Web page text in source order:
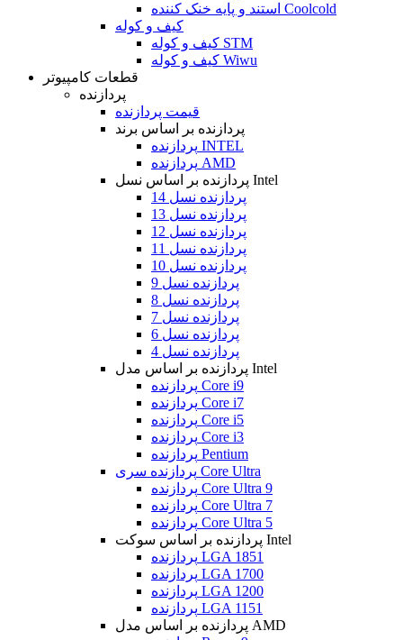
استند و پایه خنک کننده Coolcold
کیف و کوله
کیف و کوله STM
کیف و کوله Wiwu
قطعات کامپیوتر
پردازنده
قیمت پردازنده
پردازنده بر اساس برند
پردازنده INTEL
پردازنده AMD
پردازنده بر اساس نسل Intel
پردازنده نسل 14
پردازنده نسل 13
پردازنده نسل 12
پردازنده نسل 11
پردازنده نسل 10
پردازنده نسل 9
پردازنده نسل 8
پردازنده نسل 7
پردازنده نسل 6
پردازنده نسل 4
پردازنده بر اساس مدل Intel
پردازنده Core i9
پردازنده Core i7
پردازنده Core i5
پردازنده Core i3
پردازنده Pentium
پردازنده سری Core Ultra
پردازنده Core Ultra 9
پردازنده Core Ultra 7
پردازنده Core Ultra 5
پردازنده بر اساس سوکت Intel
پردازنده LGA 1851
پردازنده LGA 1700
پردازنده LGA 1200
پردازنده LGA 1151
پردازنده بر اساس مدل AMD